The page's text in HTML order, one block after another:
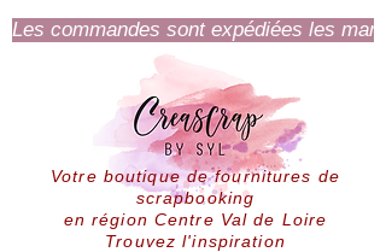
Les commandes sont expédiées les
Votre boutique de fournitures de
scrapbooking
en région Centre Val de Loire
Trouvez l'inspiration